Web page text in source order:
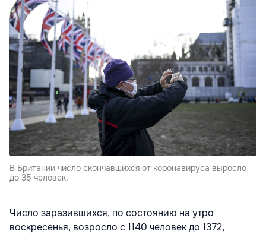
В Британии число скончавшихся от коронавируса выросло
до 35 человек.
Число заразившихся, по состоянию на утро
воскресенья, возросло с 1140 человек до 1372,